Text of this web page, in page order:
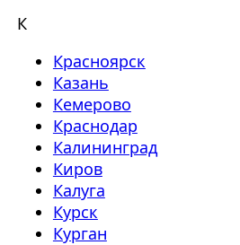
К
Красноярск
Казань
Кемерово
Краснодар
Калининград
Киров
Калуга
Курск
Курган